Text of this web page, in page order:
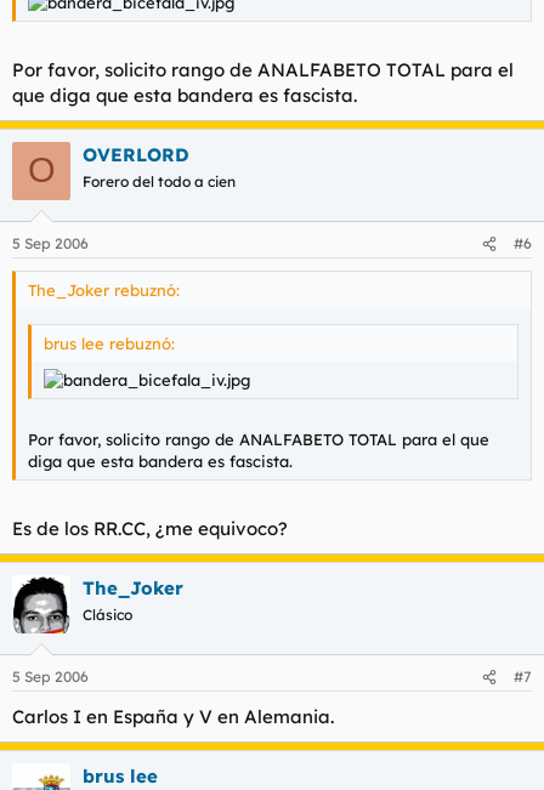
Por favor, solicito rango de ANALFABETO TOTAL para el
que diga que esta bandera es fascista.
O OVERLORD
Forero del todo a cien
5 Sep 2006 #6
The_Joker rebuznó:
brus lee rebuznó:
Por favor, solicito rango de ANALFABETO TOTAL para el que
diga que esta bandera es fascista.
Es de los RR.CC, ¿me equivoco?
The_Joker
Clásico
5 Sep 2006 #7
Carlos I en España y V en Alemania.
brus lee